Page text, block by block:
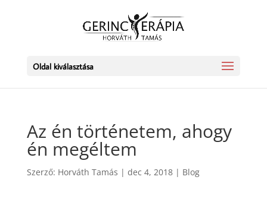
Oldal kiválasztása
Az én történetem, ahogy
én megéltem
Szerző: Horváth Tamás | dec 4, 2018| Blog